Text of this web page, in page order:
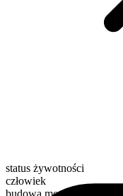
status żywotności
człowiek
budowa morfologiczna